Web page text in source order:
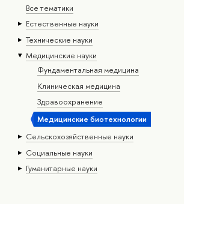
Все тематики
Естественные науки
Тех­ничес­кие науки
Медицинские науки
Фундаментальная медицина
Клиническая медицина
Здравоохранение
Медицинские биотехнологии
Сельскохозяйственные науки
Социальные науки
Гуманитарные науки